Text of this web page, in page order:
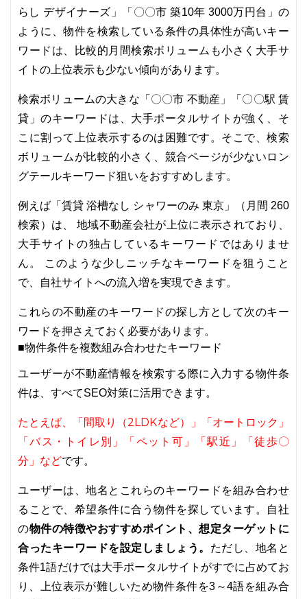
らし デザイナーズ」「〇〇市 築10年 3000万円台」の
ように、物件を検索している条件の具体性が高いキー
ワードは、比較的月間検索ボリュームも小さく大手サ
イトの上位表示も少ない傾向があります。
検索ボリュームの大きな「〇〇市 不動産」「〇〇駅 賃
貸」のキーワードは、大手ポータルサイトが強く、そ
こに割って上位表示するのは困難です。そこで、検索
ボリュームが比較的小さく、競合ページが少ないロン
グテールキーワード狙いをおすすめします。
例えば「賃貸 浴槽なし シャワーのみ 東京」（月間 260
検索）は、 地域不動産会社が上位に表示されており、
大手サイトの独占しているキーワードではありませ
ん。 このような少しニッチなキーワードを狙うこと
で、自社サイトへの流入増を実現できます。
これらの不動産のキーワードの探し方として次のキー
ワードを押さえておく必要があります。
■物件条件を複数組み合わせたキーワード
ユーザーが不動産情報を検索する際に入力する物件条
件は、すべてSEO対策に活用できます。
たとえば、「間取り（2LDKなど）」「オートロック」
「バス・トイレ別」「ペット可」「駅近」「徒歩〇
分」などです。
ユーザーは、地名とこれらのキーワードを組み合わせ
ることで、希望条件に合う物件を探しています。自社
の物件の特徴やおすすめポイント、想定ターゲットに
合ったキーワードを設定しましょう。
ただし、地名と
条件1語だけでは大手ポータルサイトがすでに占めてお
り、上位表示が難しいため物件条件を3～4語を組み合